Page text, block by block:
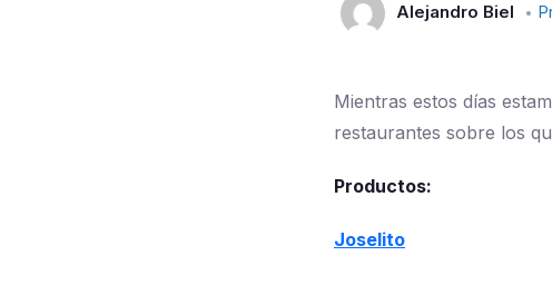
Alejandro Biel
Mientras estos días
restaurantes sobre los
Productos:
Joselito